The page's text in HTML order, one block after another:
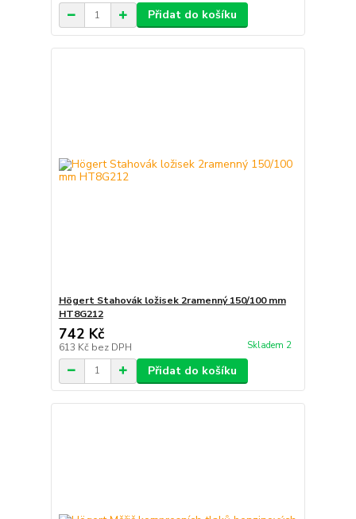
Přidat do košíku
Högert Stahovák ložisek 2ramenný 150/100 mm
HT8G212
742 Kč
613 Kč bez DPH Skladem 2
Přidat do košíku